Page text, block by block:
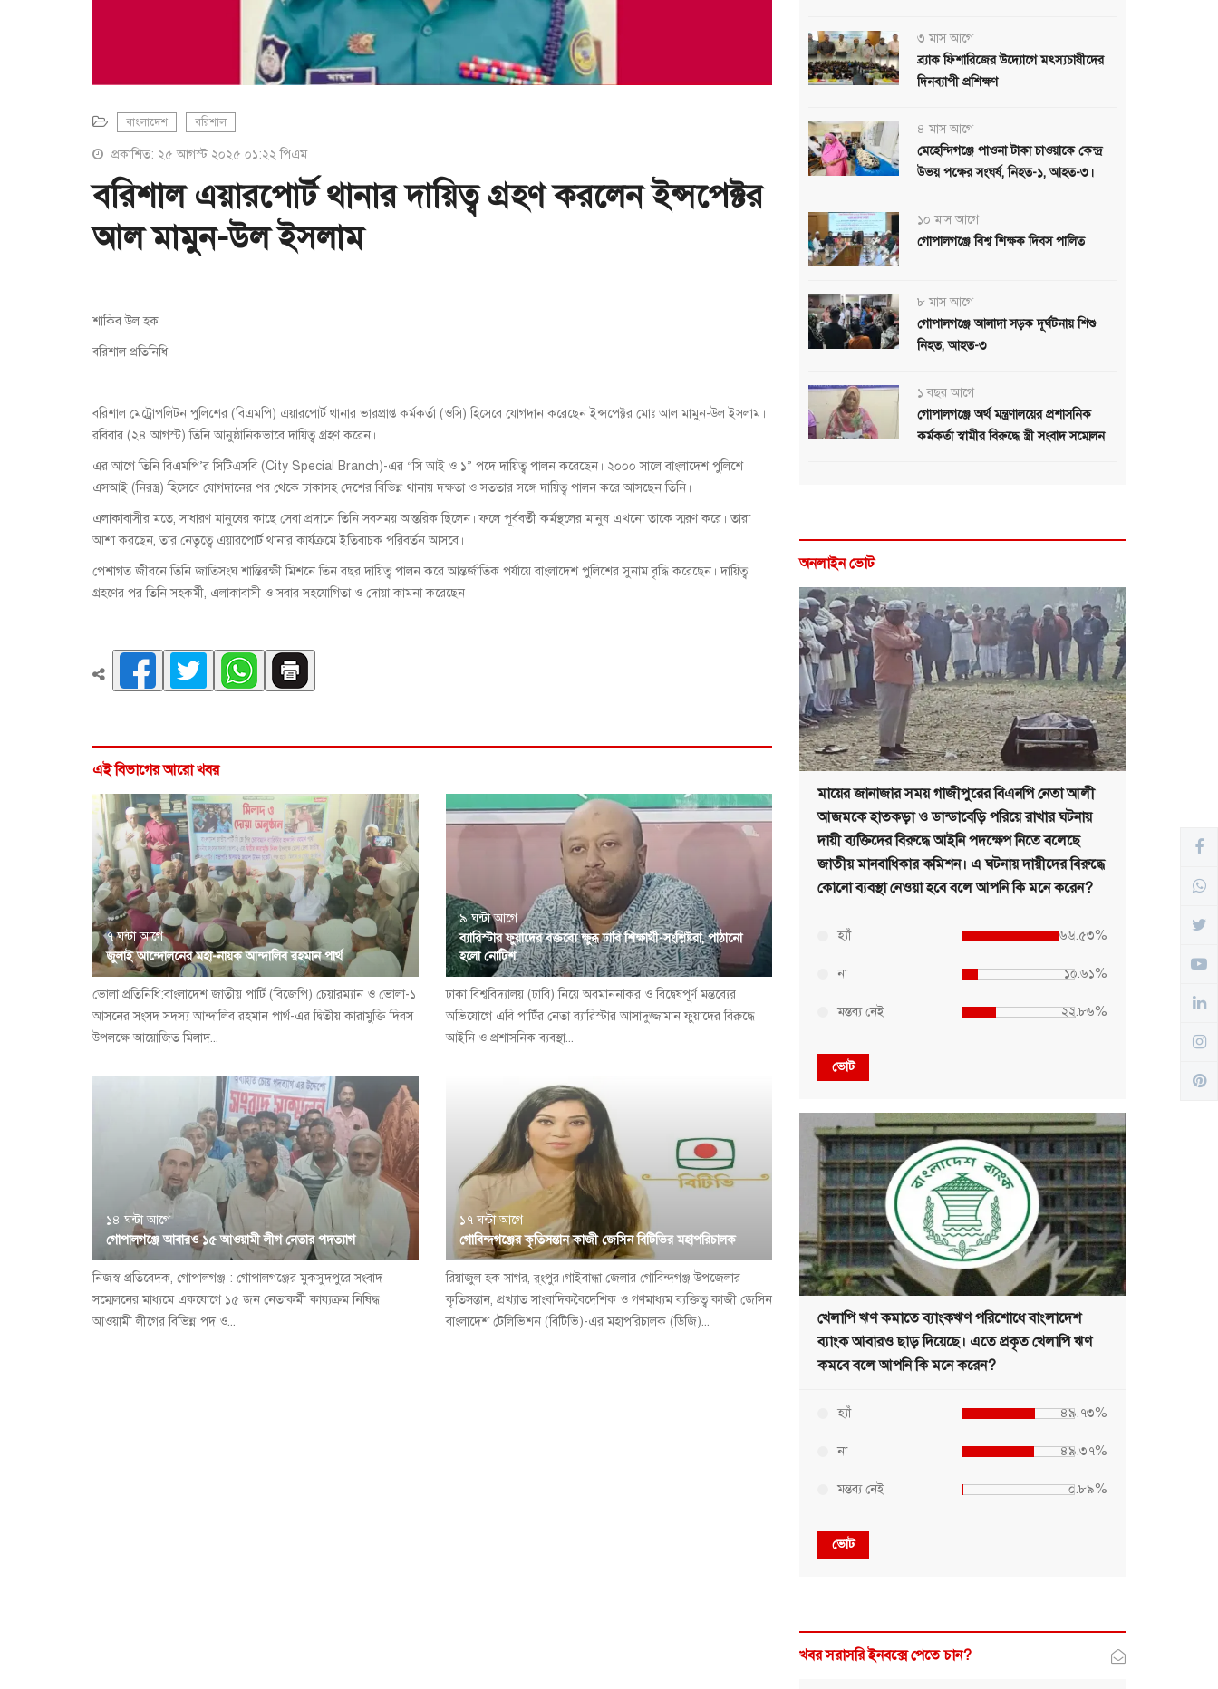
বাংলাদেশ বরিশাল
প্রকাশিত: ২৫ আগস্ট ২০২৫ ০১:২২ পিএম
বরিশাল এয়ারপোর্ট থানার দায়িত্ব গ্রহণ করলেন ইন্সপেক্টর
আল মামুন-উল ইসলাম
শাকিব উল হক
বরিশাল প্রতিনিধি
বরিশাল মেট্রোপলিটন পুলিশের (বিএমপি) এয়ারপোর্ট থানার ভারপ্রাপ্ত কর্মকর্তা (ওসি) হিসেবে যোগদান করেছেন ইন্সপেক্টর মোঃ আল মামুন-উল ইসলাম।
রবিবার (২৪ আগস্ট) তিনি আনুষ্ঠানিকভাবে দায়িত্ব গ্রহণ করেন।
এর আগে তিনি বিএমপি’র সিটিএসবি (City Special Branch)-এর “সি আই ও ১” পদে দায়িত্ব পালন করেছেন। ২০০০ সালে বাংলাদেশ পুলিশে
এসআই (নিরস্ত্র) হিসেবে যোগদানের পর থেকে ঢাকাসহ দেশের বিভিন্ন থানায় দক্ষতা ও সততার সঙ্গে দায়িত্ব পালন করে আসছেন তিনি।
এলাকাবাসীর মতে, সাধারণ মানুষের কাছে সেবা প্রদানে তিনি সবসময় আন্তরিক ছিলেন। ফলে পূর্ববর্তী কর্মস্থলের মানুষ এখনো তাকে স্মরণ করে। তারা
আশা করছেন, তার নেতৃত্বে এয়ারপোর্ট থানার কার্যক্রমে ইতিবাচক পরিবর্তন আসবে।
পেশাগত জীবনে তিনি জাতিসংঘ শান্তিরক্ষী মিশনে তিন বছর দায়িত্ব পালন করে আন্তর্জাতিক পর্যায়ে বাংলাদেশ পুলিশের সুনাম বৃদ্ধি করেছেন। দায়িত্ব
গ্রহণের পর তিনি সহকর্মী, এলাকাবাসী ও সবার সহযোগিতা ও দোয়া কামনা করেছেন।
এই বিভাগের আরো খবর
৭ ঘন্টা আগে
জুলাই আন্দোলনের মহা-নায়ক আন্দালিব রহমান পার্থ
ভোলা প্রতিনিধি:বাংলাদেশ জাতীয় পার্টি (বিজেপি) চেয়ারম্যান ও ভোলা-১
আসনের সংসদ সদস্য আন্দালিব রহমান পার্থ-এর দ্বিতীয় কারামুক্তি দিবস
উপলক্ষে আয়োজিত মিলাদ...
৯ ঘন্টা আগে
ব্যারিস্টার ফুয়াদের বক্তব্যে ক্ষুব্ধ ঢাবি শিক্ষার্থী-সংশ্লিষ্টরা, পাঠানো
হলো নোটিশ
ঢাকা বিশ্ববিদ্যালয় (ঢাবি) নিয়ে অবমাননাকর ও বিদ্বেষপূর্ণ মন্তব্যের
অভিযোগে এবি পার্টির নেতা ব্যারিস্টার আসাদুজ্জামান ফুয়াদের বিরুদ্ধে
আইনি ও প্রশাসনিক ব্যবস্থা...
১৪ ঘন্টা আগে
গোপালগঞ্জে আবারও ১৫ আওয়ামী লীগ নেতার পদত্যাগ
নিজস্ব প্রতিবেদক, গোপালগঞ্জ : গোপালগঞ্জের মুকসুদপুরে সংবাদ
সম্মেলনের মাধ্যমে একযোগে ১৫ জন নেতাকর্মী কায্যক্রম নিষিদ্ধ
আওয়ামী লীগের বিভিন্ন পদ ও...
১৭ ঘন্টা আগে
গোবিন্দগঞ্জের কৃতিসন্তান কাজী জেসিন বিটিভির মহাপরিচালক
রিয়াজুল হক সাগর, র্ংপুর।গাইবান্ধা জেলার গোবিন্দগঞ্জ উপজেলার
কৃতিসন্তান, প্রখ্যাত সাংবাদিকবৈদেশিক ও গণমাধ্যম ব্যক্তিত্ব কাজী জেসিন
বাংলাদেশ টেলিভিশন (বিটিভি)-এর মহাপরিচালক (ডিজি)...
৩ মাস আগে
ব্র্যাক ফিশারিজের উদ্যোগে মৎস্যচাষীদের
দিনব্যাপী প্রশিক্ষণ
৪ মাস আগে
মেহেন্দিগঞ্জে পাওনা টাকা চাওয়াকে কেন্দ্র
উভয় পক্ষের সংঘর্ষ, নিহত-১, আহত-৩।
১০ মাস আগে
গোপালগঞ্জে বিশ্ব শিক্ষক দিবস পালিত
৮ মাস আগে
গোপালগঞ্জে আলাদা সড়ক দূর্ঘটনায় শিশু
নিহত, আহত-৩
১ বছর আগে
গোপালগঞ্জে অর্থ মন্ত্রণালয়ের প্রশাসনিক
কর্মকর্তা স্বামীর বিরুদ্ধে স্ত্রী সংবাদ সম্মেলন
অনলাইন ভোট
মায়ের জানাজার সময় গাজীপুরের বিএনপি নেতা আলী
আজমকে হাতকড়া ও ডান্ডাবেড়ি পরিয়ে রাখার ঘটনায়
দায়ী ব্যক্তিদের বিরুদ্ধে আইনি পদক্ষেপ নিতে বলেছে
জাতীয় মানবাধিকার কমিশন। এ ঘটনায় দায়ীদের বিরুদ্ধে
কোনো ব্যবস্থা নেওয়া হবে বলে আপনি কি মনে করেন?
হ্যাঁ ৬৬.৫৩%
না ১০.৬১%
মন্তব্য নেই ২২.৮৬%
ভোট
খেলাপি ঋণ কমাতে ব্যাংকঋণ পরিশোধে বাংলাদেশ
ব্যাংক আবারও ছাড় দিয়েছে। এতে প্রকৃত খেলাপি ঋণ
কমবে বলে আপনি কি মনে করেন?
হ্যাঁ ৪৯.৭৩%
না ৪৯.৩৭%
মন্তব্য নেই ০.৮৯%
ভোট
খবর সরাসরি ইনবক্সে পেতে চান?